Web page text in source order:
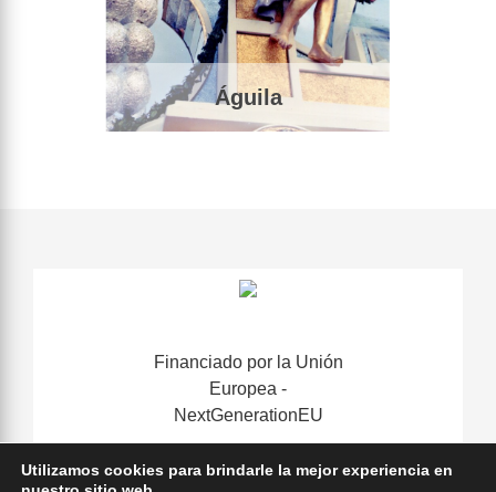
Águila
Financiado por la Unión
Europea -
NextGenerationEU
Utilizamos cookies para brindarle la mejor experiencia en